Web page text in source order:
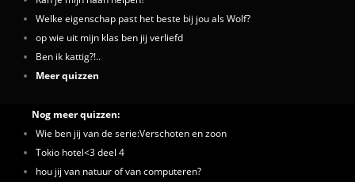
Welke eigenschap past het beste bij jou als Wolf?
op wie uit mijn klas ben jij verliefd
Ben ik kattig?!..
Meer quizzen
Nog meer quizzen:
Wie ben jij van de serie:Verschoten en zoon
Tokio hotel<3 deel 4
hou jij van natuur of van computeren?